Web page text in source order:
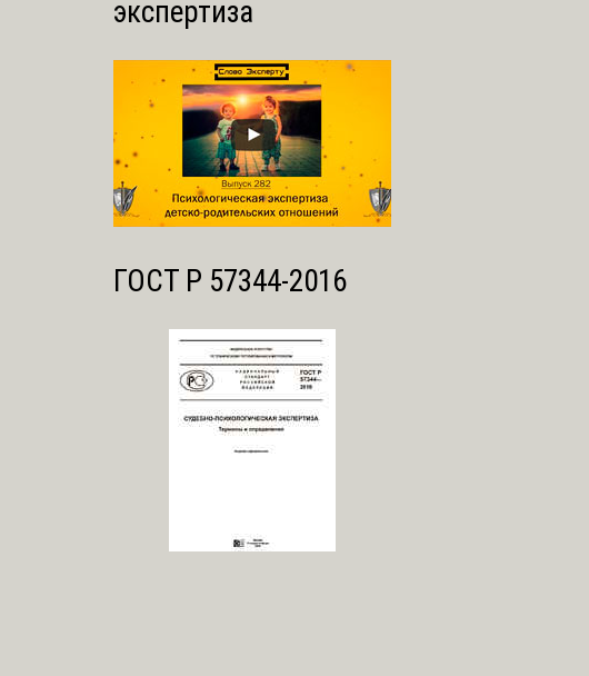
экспертиза
ГОСТ Р 57344-2016